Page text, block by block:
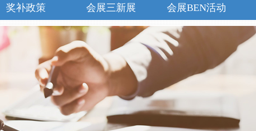
奖补政策
奖补政策
会展三新展
会展三新展
会展BEN活动
会展BEN活动